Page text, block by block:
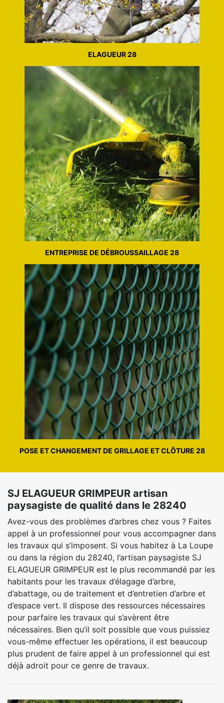
ELAGUEUR 28
ENTREPRISE DE DÉBROUSSAILLAGE 28
POSE ET CHANGEMENT DE GRILLAGE ET CLÔTURE 28
SJ ELAGUEUR GRIMPEUR artisan
paysagiste de qualité dans le 28240
Avez-vous des problèmes d’arbres chez vous ? Faites
appel à un professionnel pour vous accompagner dans
les travaux qui s’imposent. Si vous habitez à La Loupe
ou dans la région du 28240, l’artisan paysagiste SJ
ELAGUEUR GRIMPEUR est le plus recommandé par les
habitants pour les travaux d’élagage d’arbre,
d’abattage, ou de traitement et d’entretien d’arbre et
d’espace vert. Il dispose des ressources nécessaires
pour parfaire les travaux qui s’avèrent être
nécessaires. Bien qu’il soit possible que vous puissiez
vous-même effectuer les opérations, il est beaucoup
plus prudent de faire appel à un professionnel qui est
déjà adroit pour ce genre de travaux.